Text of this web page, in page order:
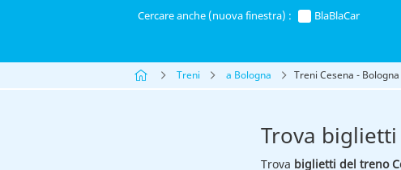
Cercare anche (nuova finestra) : BlaBlaCar
Treni a Bologna Treni Cesena - Bologna
Trova
Trova biglietti del treno